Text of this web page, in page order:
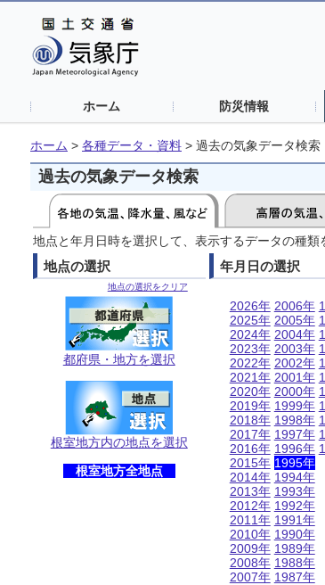
ホーム 防災情報
ホーム > 各種データ・資料 > 過去の気象データ検索
過去の気象データ検索
地点と年月日時を選択して、表示するデータの種類
地点の選択
地点の選択をクリア
都府県・地方を選択
根室地方内の地点を選択
根室地方全地点
年月日の選択
2026年
2025年
2024年
2023年
2022年
2021年
2020年
2019年
2018年
2017年
2016年
2015年
2014年
2013年
2012年
2011年
2010年
2009年
2008年
2007年
2006年
2005年
2004年
2003年
2002年
2001年
2000年
1999年
1998年
1997年
1996年
1995年
1994年
1993年
1992年
1991年
1990年
1989年
1988年
1987年